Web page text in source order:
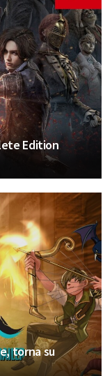
Edition
torna su